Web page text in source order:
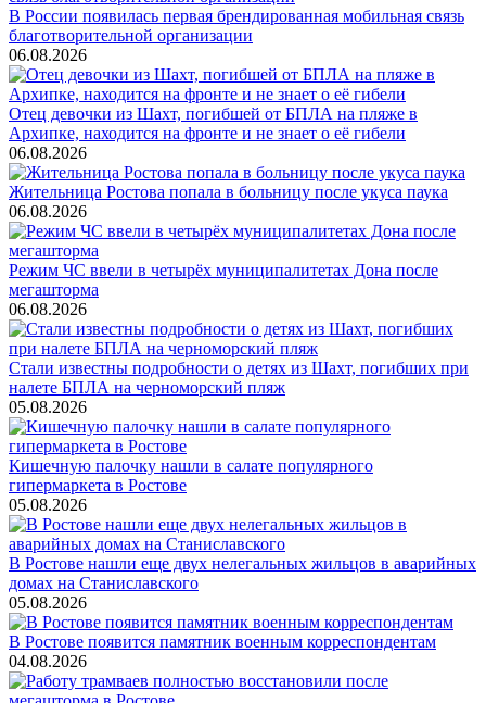
В России появилась первая брендированная мобильная связь
благотворительной организации
06.08.2026
Отец девочки из Шахт, погибшей от БПЛА на пляже в
Архипке, находится на фронте и не знает о её гибели
06.08.2026
Жительница Ростова попала в больницу после укуса паука
06.08.2026
Режим ЧС ввели в четырёх муниципалитетах Дона после
мегашторма
06.08.2026
Стали известны подробности о детях из Шахт, погибших при
налете БПЛА на черноморский пляж
05.08.2026
Кишечную палочку нашли в салате популярного
гипермаркета в Ростове
05.08.2026
В Ростове нашли еще двух нелегальных жильцов в аварийных
домах на Станиславского
05.08.2026
В Ростове появится памятник военным корреспондентам
04.08.2026